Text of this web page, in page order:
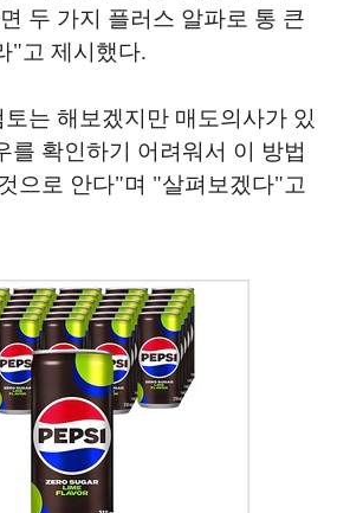
두 가지 플러스 알파로 통 큰
"고 제시했다.
는 해보겠지만 매도의사가 있
를 확인하기 어려워서 이 방법
으로 안다"며 "살펴보겠다"고